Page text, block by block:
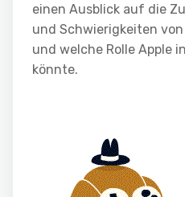
einen Ausblick auf die
und Schwierigkeiten
und welche Rolle Apple
könnte.